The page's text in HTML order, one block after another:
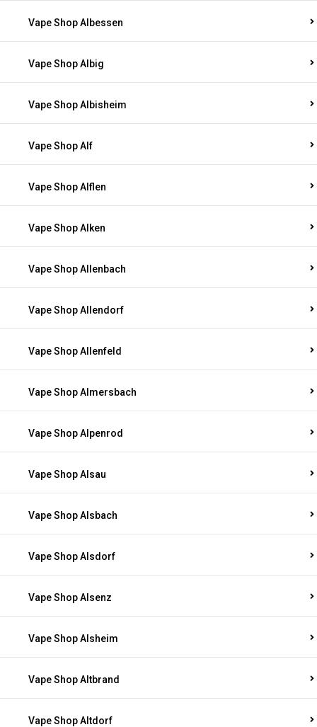
Vape Shop Albessen
Vape Shop Albig
Vape Shop Albisheim
Vape Shop Alf
Vape Shop Alflen
Vape Shop Alken
Vape Shop Allenbach
Vape Shop Allendorf
Vape Shop Allenfeld
Vape Shop Almersbach
Vape Shop Alpenrod
Vape Shop Alsau
Vape Shop Alsbach
Vape Shop Alsdorf
Vape Shop Alsenz
Vape Shop Alsheim
Vape Shop Altbrand
Vape Shop Altdorf